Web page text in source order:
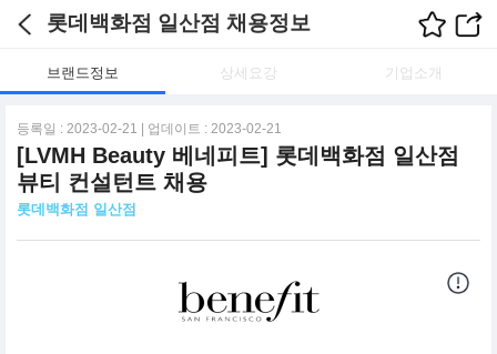
롯데백화점 일산점 채용정보
브랜드정보 상세요강 기업소개
등록일 : 2023-02-21 | 업데이트 : 2023-02-21
[LVMH Beauty 베네피트] 롯데백화점 일산점
뷰티 컨설턴트 채용
롯데백화점 일산점